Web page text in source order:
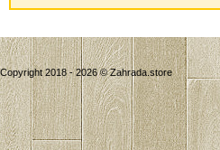
Copyright 2018 - 2026 © Zahrada.store